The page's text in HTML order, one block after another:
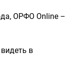
ОРФО Online –
в